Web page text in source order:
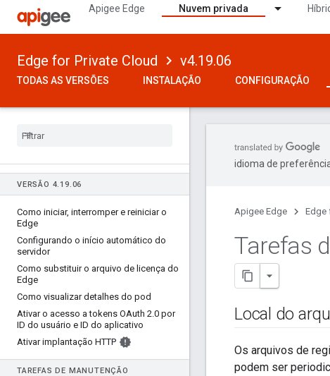
Apigee Edge Nuvem privada
Edge for Private Cloud v4.19.06
TODAS AS VERSÕES INSTALAÇÃO CONFIGURAÇÃO
VERSÃO 4.19.06
Como iniciar, interromper e reiniciar o
Edge
Configurando o início automático do
servidor
Como substituir o arquivo de licença do
Edge
Como visualizar detalhes do pod
Ativar o acesso a tokens OAuth 2.0 por
ID do usuário e ID do aplicativo
Ativar implantação HTTP
TAREFAS DE MANUTENÇÃO
idioma de
Apigee Edge Edge
Tarefas
Local do
Os arquivos de
podem ser